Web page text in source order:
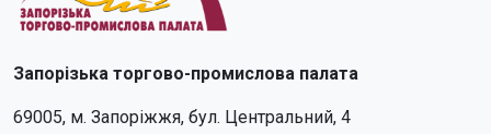
Запорізька торгово-промислова палата
69005, м. Запоріжжя, бул. Центральний, 4